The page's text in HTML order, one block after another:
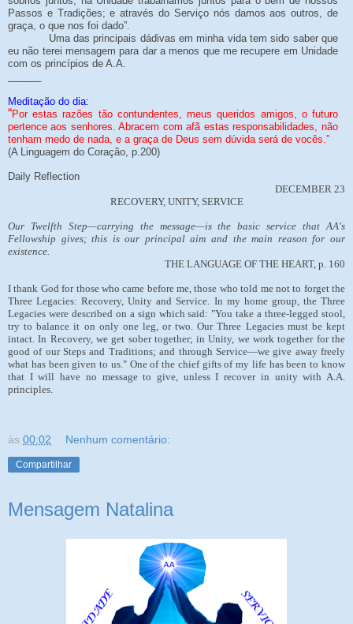
Passos e Tradições; e através do Serviço nós damos aos outros, de
graça, o que nos foi dado”.
Uma das principais dádivas em minha vida tem sido saber que
eu não terei mensagem para dar a menos que me recupere em Unidade
com os princípios de A.A.
Meditação do dia:
“Por estas razões tão contundentes, meus queridos amigos, o futuro
pertence aos senhores. Abracem com afã estas responsabilidades, não
tenham medo de nada, e a graça de Deus sem dúvida será de vocês.”
(A Linguagem do Coração, p.200)
Daily Reflection
DECEMBER 23
RECOVERY, UNITY, SERVICE
Our Twelfth Step—carrying the message—is the basic service that AA's
Fellowship gives; this is our principal aim and the main reason for our
existence.
THE LANGUAGE OF THE HEART, p. 160
I thank God for those who came before me, those who told me not to forget the
Three Legacies: Recovery, Unity and Service. In my home group, the Three
Legacies were described on a sign which said: "You take a three-legged stool,
try to balance it on only one leg, or two. Our Three Legacies must be kept
intact. In Recovery, we get sober together; in Unity, we work together for the
good of our Steps and Traditions; and through Service—we give away freely
what has been given to us." One of the chief gifts of my life has been to know
that I will have no message to give, unless I recover in unity with A.A.
principles.
às 00:02 Nenhum comentário:
Compartilhar
Mensagem Natalina